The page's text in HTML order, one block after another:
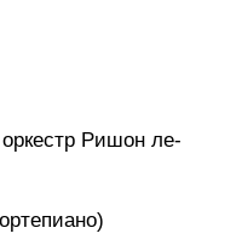
Ришон ле-